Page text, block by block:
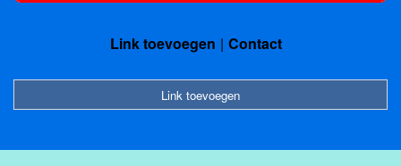
Link toevoegen Contact
Link toevoegen